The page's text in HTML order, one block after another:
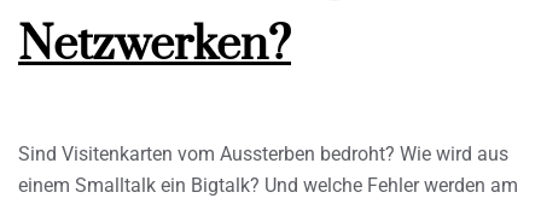
Netzwerken?
Sind Visitenkarten vom Aussterben bedroht? Wie wird aus
einem Smalltalk ein Bigtalk? Und welche Fehler werden am